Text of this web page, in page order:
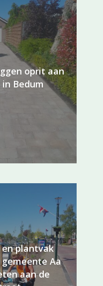
oprit aan
Bedum
plantvak
Aa
aan de